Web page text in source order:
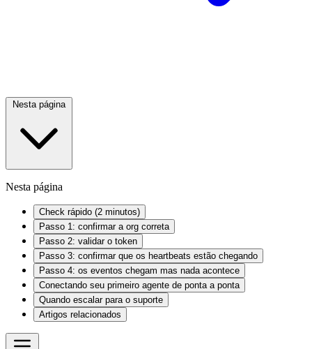
Nesta página
Nesta página
Check rápido (2 minutos)
Passo 1: confirmar a org correta
Passo 2: validar o token
Passo 3: confirmar que os heartbeats estão chegando
Passo 4: os eventos chegam mas nada acontece
Conectando seu primeiro agente de ponta a ponta
Quando escalar para o suporte
Artigos relacionados